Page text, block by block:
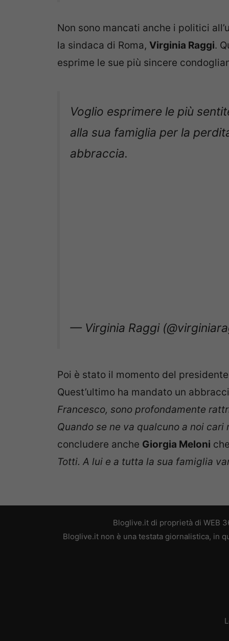
Non sono mancati anche i politici
la sindaca di Roma, Virginia Raggi .
esprime le sue più sincere
alla sua famiglia per la
Quest’ultimo ha mandato un
Francesco, sono profondamente
Quando se ne va qualcuno a noi cari
concludere ancheGiorgia Meloni
Totti. A lui e a tutta la sua famiglia
Bloglive.it non è una testata giornalistica, in